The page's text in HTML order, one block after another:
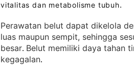
vitalitas dan metabolisme tubuh.
Perawatan belut dapat dikelola
luas maupun sempit, sehingga
besar. Belut memiliki daya tahan
kegagalan.